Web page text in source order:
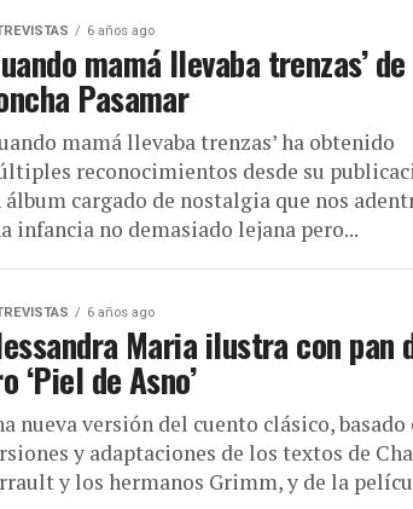
6 años ago
mamá llevaba trenzas’ de
Pasamar
mamá llevaba trenzas’ ha obtenido
reconocimientos desde su
álbum cargado de nostalgia que nos
infancia no demasiado lejana pero...
6 años ago
Maria ilustra con pan
‘Piel de Asno’
nueva versión del cuento clásico, basado
y adaptaciones de los textos de
y los hermanos Grimm, y de la